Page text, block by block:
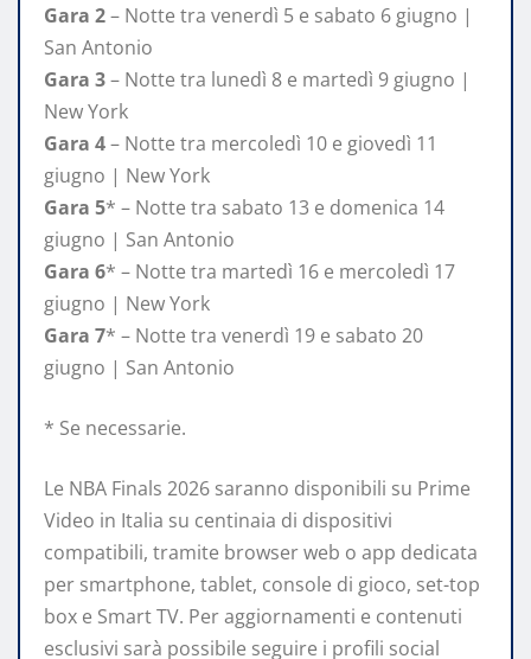
Gara 2– Notte tra venerdì 5 e sabato 6 giugno |
San Antonio
Gara 3– Notte tra lunedì 8 e martedì 9 giugno |
New York
Gara 4– Notte tra mercoledì 10 e giovedì 11
giugno | New York
Gara 5* – Notte tra sabato 13 e domenica 14
giugno | San Antonio
Gara 6* – Notte tra martedì 16 e mercoledì 17
giugno | New York
Gara 7* – Notte tra venerdì 19 e sabato 20
giugno | San Antonio
* Se necessarie.
Le NBA Finals 2026 saranno disponibili su Prime
Video in Italia su centinaia di dispositivi
compatibili, tramite browser web o app dedicata
per smartphone, tablet, console di gioco, set-top
box e Smart TV. Per aggiornamenti e contenuti
esclusivi sarà possibile seguire i profili social